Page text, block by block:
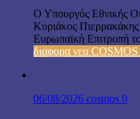
Ο Υπουργός Εθνικής
Κυριάκος
Ευρωπαϊκή Επιτροπή
διαφορα νεα
06/08/2026 cosmos 0